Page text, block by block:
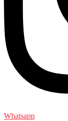
Whatsapp